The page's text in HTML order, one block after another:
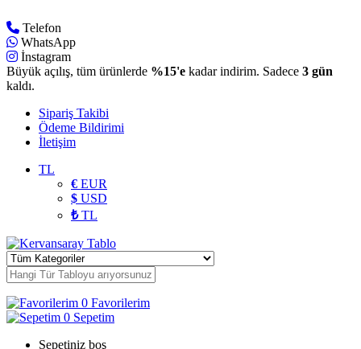
Telefon
WhatsApp
İnstagram
Büyük açılış, tüm ürünlerde %15'e kadar indirim. Sadece 3 gün
kaldı.
Sipariş Takibi
Ödeme Bildirimi
İletişim
TL
€ EUR
$ USD
₺TL
0 Favorilerim
0 Sepetim
Sepetiniz boş